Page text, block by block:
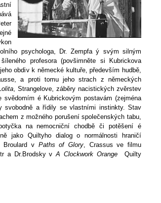
psychologa, Dr. Zempfa ý svým silným
profesora (povšimněte si Kubrickova
obdiv k německé kultuře, především hudbě,
a proti tomu jeho strach z německých
, Strangelove, záběry nacistických zvěrstev
svědomím é Kubrickovým postavám (zejména
svobodně a řídily se vlastními instinkty. Stav
z možného porušení společenských tabu,
na nemocniční chodbě či potěšení é
jako Quiltyho dialog o normálnosti hraničí
Broulard v Paths of Glory, Crassus ve filmu
a Dr.Brodsky vA Clockwork Orange Quilty